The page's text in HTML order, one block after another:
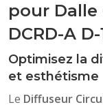
pour Dalle
DCRD-A D-
Optimisez la
et esthétisme
Le Diffuseur